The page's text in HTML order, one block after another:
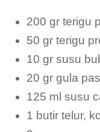
200 gr terigu
50 gr terigu
10 gr susu
20 gr gula
125 ml susu
1 butir telur,